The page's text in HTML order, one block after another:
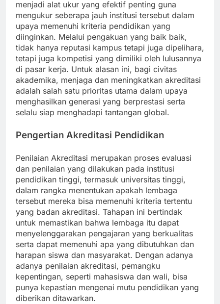
menjadi alat ukur yang efektif penting guna
mengukur seberapa jauh institusi tersebut dalam
upaya memenuhi kriteria pendidikan yang
diinginkan. Melalui pengakuan yang baik baik,
tidak hanya reputasi kampus tetapi juga dipelihara,
tetapi juga kompetisi yang dimiliki oleh lulusannya
di pasar kerja. Untuk alasan ini, bagi civitas
akademika, menjaga dan meningkatkan akreditasi
adalah salah satu prioritas utama dalam upaya
menghasilkan generasi yang berprestasi serta
selalu siap menghadapi tantangan global.
Pengertian Akreditasi Pendidikan
Penilaian Akreditasi merupakan proses evaluasi
dan penilaian yang dilakukan pada institusi
pendidikan tinggi, termasuk universitas tinggi,
dalam rangka menentukan apakah lembaga
tersebut mereka bisa memenuhi kriteria tertentu
yang badan akreditasi. Tahapan ini bertindak
untuk memastikan bahwa lembaga itu dapat
menyelenggarakan pengajaran yang berkualitas
serta dapat memenuhi apa yang dibutuhkan dan
harapan siswa dan masyarakat. Dengan adanya
adanya penilaian akreditasi, pemangku
kepentingan, seperti mahasiswa dan wali, bisa
punya kepastian mengenai mutu pendidikan yang
diberikan ditawarkan.